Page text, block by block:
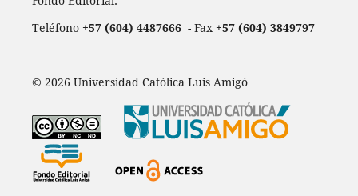
Teléfono +57 (604) 4487666- Fax +57 (604) 3849797
© 2026 Universidad Católica Luis Amigó